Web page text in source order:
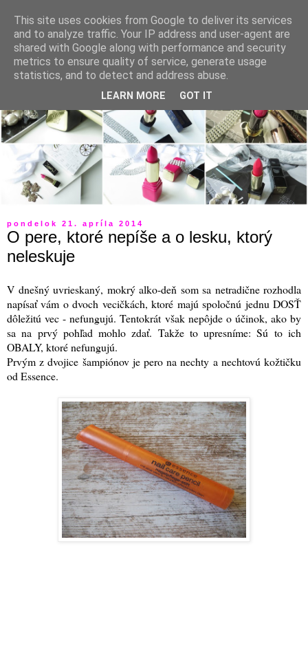
pondelok 21. apríla 2014
O pere, ktoré nepíše a o lesku, ktorý
neleskuje
V dnešný uvrieskaný, mokrý alko-deň som sa netradične rozhodla
napísať vám o dvoch vecičkách, ktoré majú spoločnú jednu DOSŤ
dôležitú vec - nefungujú. Tentokrát však nepôjde o účinok, ako by
sa na prvý pohľad mohlo zdať. Takže to upresníme: Sú to ich
OBALY, ktoré nefungujú.
Prvým z dvojice šampiónov je pero na nechty a nechtovú kožtičku
od Essence.
This site uses cookies from Google to deliver its services
and to analyze traffic. Your IP address and user-agent are
shared with Google along with performance and security
metrics to ensure quality of service, generate usage
statistics, and to detect and address abuse.
LEARN MORE GOT IT